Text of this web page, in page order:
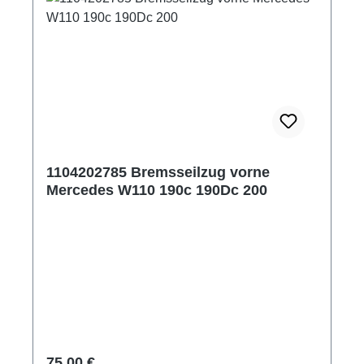
1104202785 Bremsseilzug vorne
Mercedes W110 190c 190Dc 200